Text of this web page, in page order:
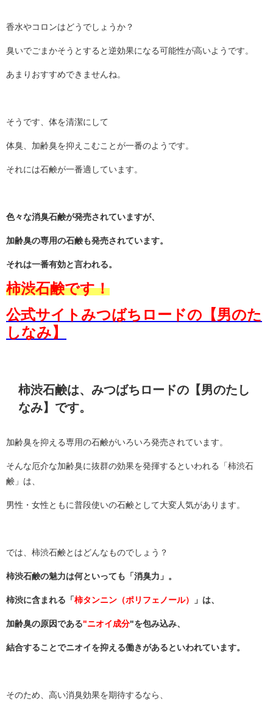
香水やコロンはどうでしょうか？
臭いでごまかそうとすると逆効果になる可能性が高いようです。
あまりおすすめできませんね。
そうです、体を清潔にして
体臭、加齢臭を抑えこむことが一番のようです。
それには石鹸が一番適しています。
色々な消臭石鹸が発売されていますが、
加齢臭の専用の石鹸も発売されています。
それは一番有効と言われる。
柿渋石鹸です！
公式サイトみつばちロードの【男のた
しなみ】
柿渋石鹸は、みつばちロードの【男のたし
なみ】です。
加齢臭を抑える専用の石鹸がいろいろ発売されています。
そんな厄介な加齢臭に抜群の効果を発揮するといわれる「柿渋石
鹸」は、
男性・女性ともに普段使いの石鹸として大変人気があります。
では、柿渋石鹸とはどんなものでしょう？
柿渋石鹸の魅力は何といっても「消臭力」。
柿渋に含まれる「柿タンニン（ポリフェノール） 」は、
加齢臭の原因である"ニオイ成分"を包み込み、
結合することでニオイを抑える働きがあるといわれています。
そのため、高い消臭効果を期待するなら、